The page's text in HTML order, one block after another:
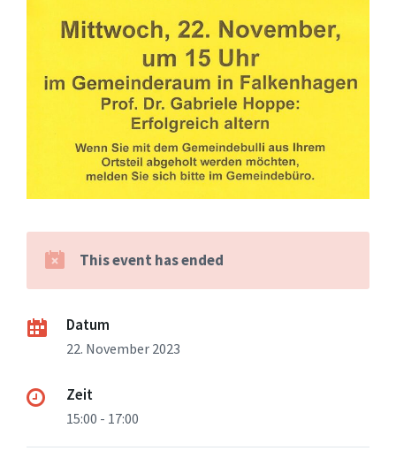
This event has ended
Datum
22. November 2023
Zeit
15:00 - 17:00